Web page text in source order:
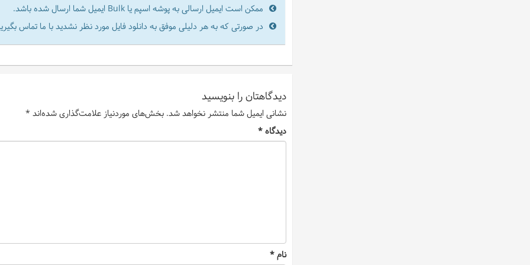
ممکن است ایمیل ارسالی به پوشه اسپم یا Bulk ایمیل شما ارسال شده باشد.
در صورتی که به هر دلیلی موفق به دانلود فایل مورد نظر نشدید با ما تماس
دیدگاهتان را بنویسید
نشانی ایمیل شما منتشر نخواهد شد. بخش‌های موردنیاز علامت‌گذاری شده‌اند *
دیدگاه*
نام*